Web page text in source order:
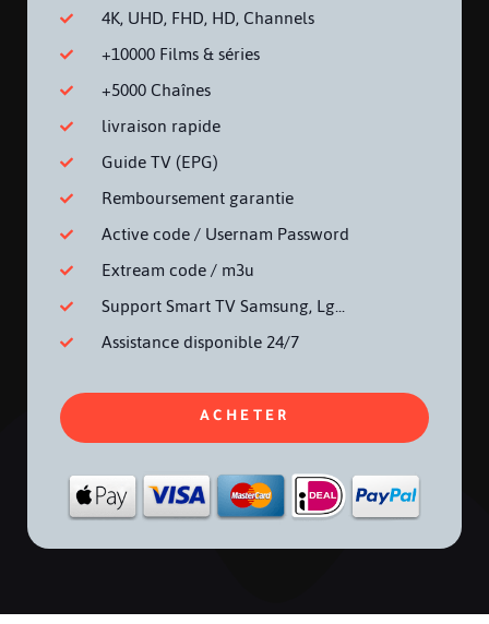
4K, UHD, FHD, HD, Channels
+10000 Films & séries
+5000 Chaînes
livraison rapide
Guide TV (EPG)
Remboursement garantie
Active code / Usernam Password
Extream code / m3u
Support Smart TV Samsung, Lg...
Assistance disponible 24/7
ACHETER